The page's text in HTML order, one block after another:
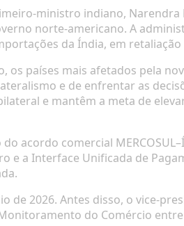
ministro indiano,
norte-americano. A
da Índia, em
os países mais afetados pela
e de enfrentar as
e mantêm a meta de
acordo comercial
e a Interface Unificada de
2026. Antes disso, o vice-
do Comércio entre